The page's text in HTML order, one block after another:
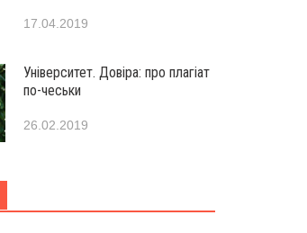
17.04.2019
Університет. Довіра: про плагіат
по-чеськи
26.02.2019